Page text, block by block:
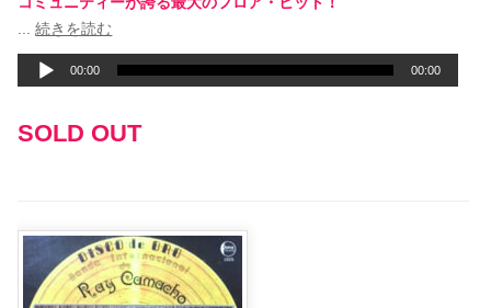
... 続きを読む
声
プ
ー
00:00 00:00
SOLD OUT